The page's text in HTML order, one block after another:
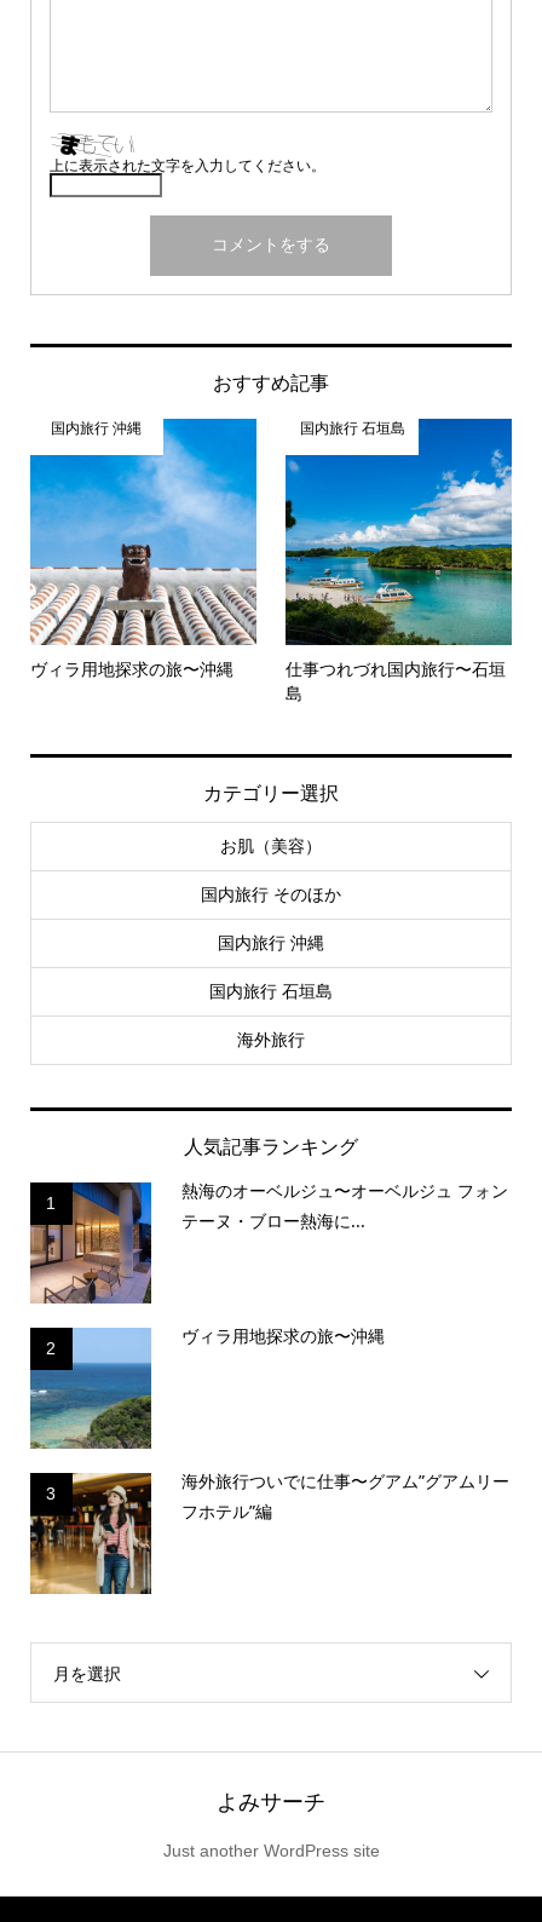
上に表示された文字を入力してください。
おすすめ記事
国内旅行 沖縄
ヴィラ用地探求の旅〜沖縄
国内旅行 石垣島
仕事つれづれ国内旅行〜石垣
島
カテゴリー選択
お肌（美容）
国内旅行 そのほか
国内旅行 沖縄
国内旅行 石垣島
海外旅行
人気記事ランキング
1
熱海のオーベルジュ〜オーベルジュ フォン
テーヌ・ブロー熱海に...
2
ヴィラ用地探求の旅〜沖縄
3
海外旅行ついでに仕事〜グアム”グアムリー
フホテル”編
月を選択
よみサーチ
Just another WordPress site